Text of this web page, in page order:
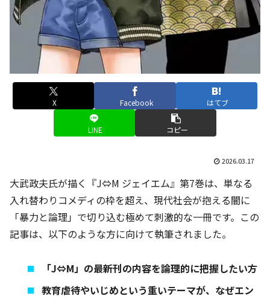
X Facebook はてブ
LINE コピー
2026.03.17
大武政夫氏が描く『J⇔M ジェイエム』第7巻は、単なる
入れ替わりコメディの枠を超え、現代社会が抱える闇に
「暴力と論理」で切り込む極めて刺激的な一冊です。この
記事は、以下のような方に向けて執筆されました。
「J⇔M」の最新刊の内容を論理的に把握したい方
教育虐待やいじめという重いテーマが、なぜエン